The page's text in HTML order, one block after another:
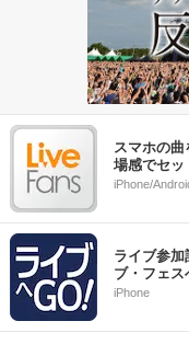
スマホの
場感でセッ
iPhone/
ライブ参加
ブ・フェス
iPhone